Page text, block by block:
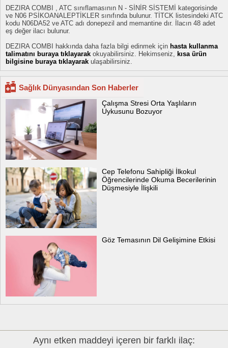
DEZIRA COMBI , ATC sınıflamasının N - SİNİR SİSTEMİ kategorisinde
ve N06 PSİKOANALEPTİKLER sınıfında bulunur. TİTCK listesindeki ATC
kodu N06DA52 ve ATC adı donepezil and memantine dır. İlacın 48 adet
eş değer ilacı bulunur.
DEZIRA COMBI hakkında daha fazla bilgi edinmek için hasta kullanma
talimatını buraya tıklayarak okuyabilirsiniz. Hekimseniz,
kısa ürün
bilgisine buraya tıklayarak ulaşabilirsiniz.
Sağlık Dünyasından Son Haberler
Çalışma Stresi Orta Yaşlıların
Uykusunu Bozuyor
Cep Telefonu Sahipliği İlkokul
Öğrencilerinde Okuma Becerilerinin
Düşmesiyle İlişkili
Göz Temasının Dil Gelişimine Etkisi
Aynı etken maddeyi içeren bir farklı ilaç: